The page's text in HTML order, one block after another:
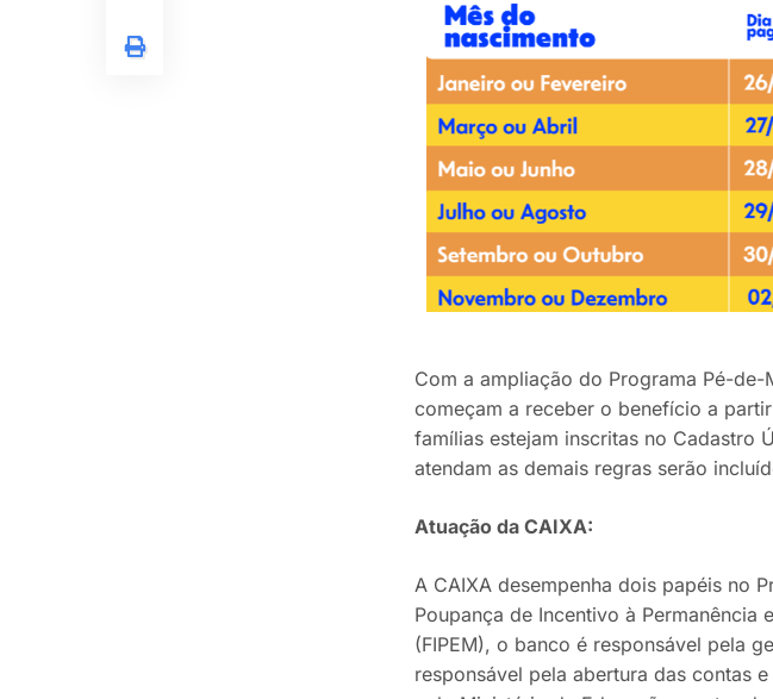
Com a ampliação do Programa Pé-de-
começam a receber o benefício a
famílias estejam inscritas no Cadastro
atendam as demais regras serão
Atuação da CAIXA:
A CAIXA desempenha dois papéis no
Poupança de Incentivo à Permanência
(FIPEM), o banco é responsável pela
responsável pela abertura das contas